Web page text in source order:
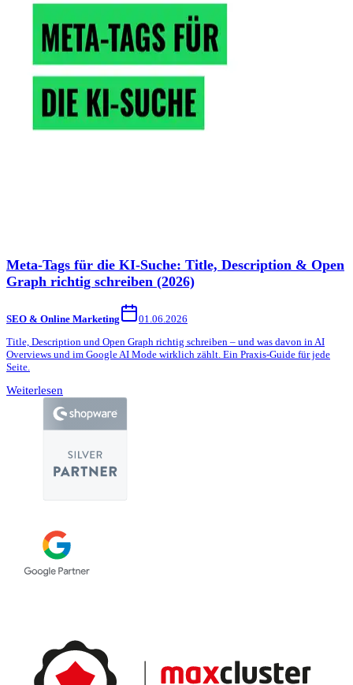
Meta-Tags für die KI-Suche: Title, Description & Open
Graph richtig schreiben (2026)
SEO & Online Marketing
01.06.2026
Title, Description und Open Graph richtig schreiben – und was davon in AI
Overviews und im Google AI Mode wirklich zählt. Ein Praxis-Guide für jede
Seite.
Weiterlesen